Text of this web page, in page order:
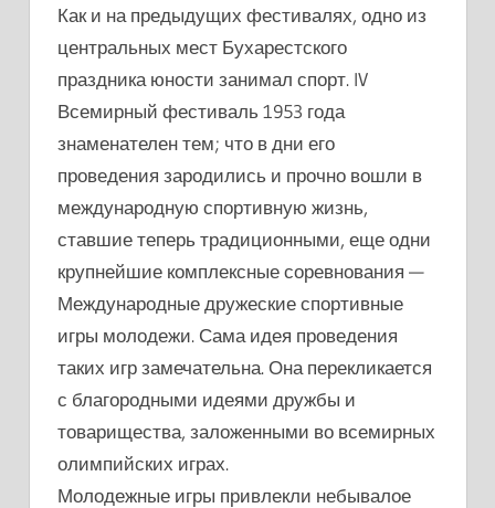
Как и на предыдущих фестивалях, одно из
центральных мест Бухарестского
праздника юности занимал спорт. IV
Всемирный фестиваль 1953 года
знаменателен тем; что в дни его
проведения зародились и прочно вошли в
международную спортивную жизнь,
ставшие теперь традиционными, еще одни
крупнейшие комплексные соревнования —
Международные дружеские спортивные
игры молодежи. Сама идея проведения
таких игр замечательна. Она перекликается
с благородными идеями дружбы и
товарищества, заложенными во всемирных
олимпийских играх.
Молодежные игры привлекли небывалое